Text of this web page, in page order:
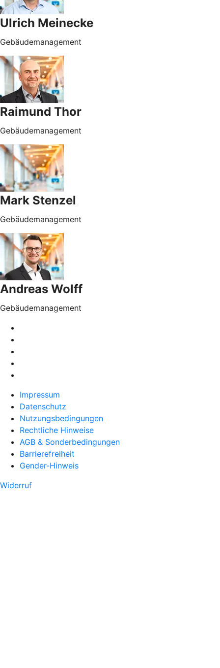
Ulrich Meinecke
Gebäudemanagement
Raimund Thor
Gebäudemanagement
Mark Stenzel
Gebäudemanagement
Andreas Wolff
Gebäudemanagement
Impressum
Datenschutz
Nutzungsbedingungen
Rechtliche Hinweise
AGB & Sonderbedingungen
Barrierefreiheit
Gender-Hinweis
Widerruf